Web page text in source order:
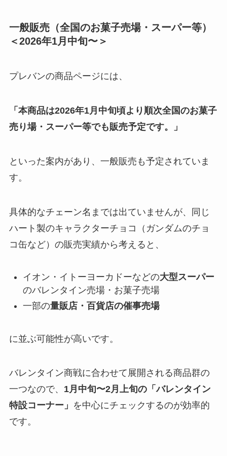
一般販売（全国のお菓子売場・スーパー等）
＜2026年1月中旬〜＞
プレバンの商品ページには、
「本商品は2026年1月中旬頃より順次全国のお菓子
売り場・スーパー等でも販売予定です。」
といった案内があり、一般販売も予定されていま
す。
具体的なチェーン名までは出ていませんが、同じ
ハート製のキャラクターチョコ（ガンダムのチョ
コ缶など）の販売実績から考えると、
イオン・イトーヨーカドーなどの大型スーパー
のバレンタイン売場・お菓子売場
一部の量販店・百貨店の催事売場
に並ぶ可能性が高いです。
バレンタイン商戦に合わせて展開される商品群の
一つなので、 1月中旬〜2月上旬の「バレンタイン
特設コーナー」 を中心にチェックするのが効率的
です。